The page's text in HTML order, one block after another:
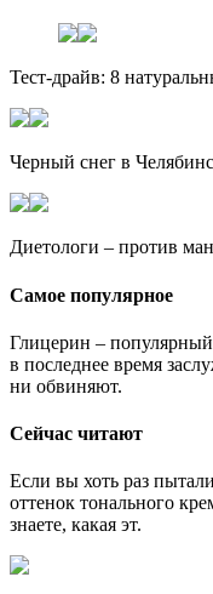
Тест-драйв: 8
Черный снег в
Диетологи – против
Самое популярное
Глицерин –
в последнее время
ни обвиняют.
Сейчас читают
Если вы хоть раз
оттенок тонального
знаете, какая эт.